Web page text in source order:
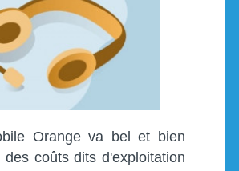
Orange va bel et bien
coûts dits d'exploitation